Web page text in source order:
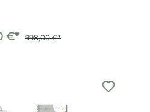
€* 998,00 €*